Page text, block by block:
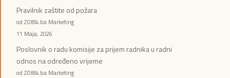
Pravilnik zaštite od požara
od ZOI84.ba Marketing
11 Maja, 2026
Poslovnik o radu komisije za prijem radnika u radni
odnos na određeno vrijeme
od ZOI84.ba Marketing